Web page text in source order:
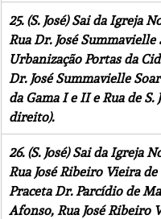
25. (S. José) Sai da Igreja
Rua Dr. José Summavielle
Urbanização Portas da
Dr. José Summavielle
da Gama I e II e Rua de S.
direito).
26. (S. José) Sai da Igreja
Rua José Ribeiro Vieira
Praceta Dr. Parcídio de
Afonso, Rua José Ribeiro